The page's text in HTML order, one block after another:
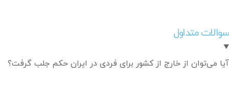
سوالات متداول
آیا می‌توان از خارج از کشور برای فردی در ایران حکم جلب گرفت؟